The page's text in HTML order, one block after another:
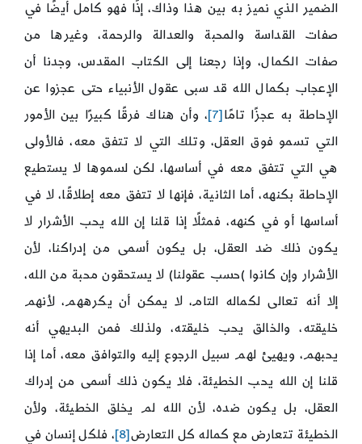
الضمير الذي نميز به بين هذا وذاك، إذًا فهو كامل أيضًا في
صفات القداسة والمحبة والعدالة والرحمة، وغيرها من
صفات الكمال، وإذا رجعنا إلى الكتاب المقدس، وجدنا أن
الإعجاب بكمال الله قد سبى عقول الأنبياء حتى عجزوا عن
الإحاطة به عجزًا تامًا [7]
، وأن هناك فرقًا كبيرًا بين الأمور
التي تسمو فوق العقل، وتلك التي لا تتفق معه، فالأولى
هي التي تتفق معه في أساسها، لكن لسموها لا يستطيع
الإحاطة بكنهه، أما الثانية، فإنها لا تتفق معه إطلاقًا، لا في
أساسها أو في كنهه، فمثلًا إذا قلنا إن الله يحب الأشرار لا
يكون ذلك ضد العقل، بل يكون أسمى من إدراكنا، لأن
الأشرار وإن كانوا )حسب عقولنا) لا يستحقون محبة من الله،
إلا أنه تعالى لكماله التام، لا يمكن أن يكرههم، لأنهم
خليقته، والخالق يحب خليقته، ولذلك فمن البديهي أنه
يحبهم، ويهيئ لهم سبيل الرجوع إليه والتوافق معه، أما إذا
قلنا إن الله يحب الخطيئة، فلا يكون ذلك أسمى من إدراك
العقل، بل يكون ضده، لأن الله لم يخلق الخطيئة، ولأن
الخطيئة تتعارض مع كماله كل التعارض [8]
، فلكل إنسان في